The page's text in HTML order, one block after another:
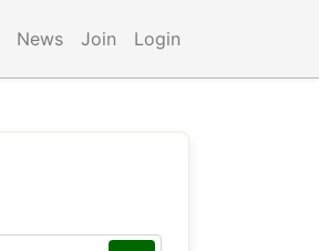
News Join Login